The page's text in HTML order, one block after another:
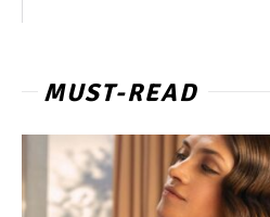
MUST-READ